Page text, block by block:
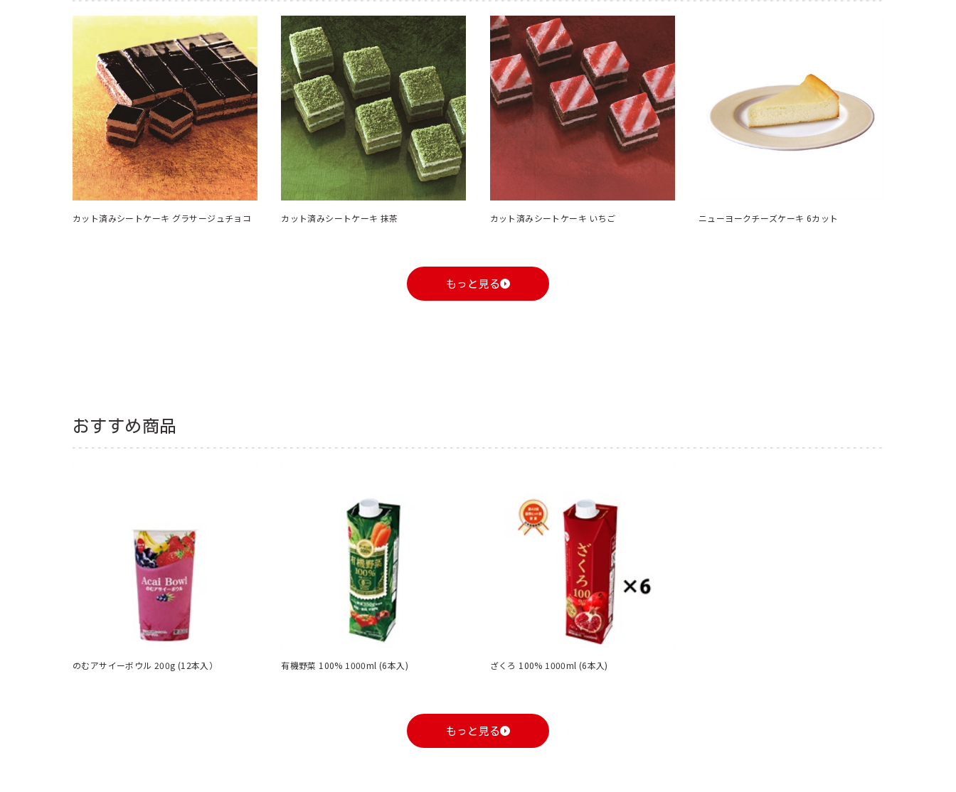
カット済みシートケーキ グラサージュチョコ カット済みシートケーキ 抹茶 カット済みシートケーキ いちご ニューヨークチーズケーキ 6カット
もっと見る
おすすめ商品
のむアサイーボウル 200g (12本入） 有機野菜 100% 1000ml (6本入) ざくろ 100% 1000ml (6本入)
もっと見る